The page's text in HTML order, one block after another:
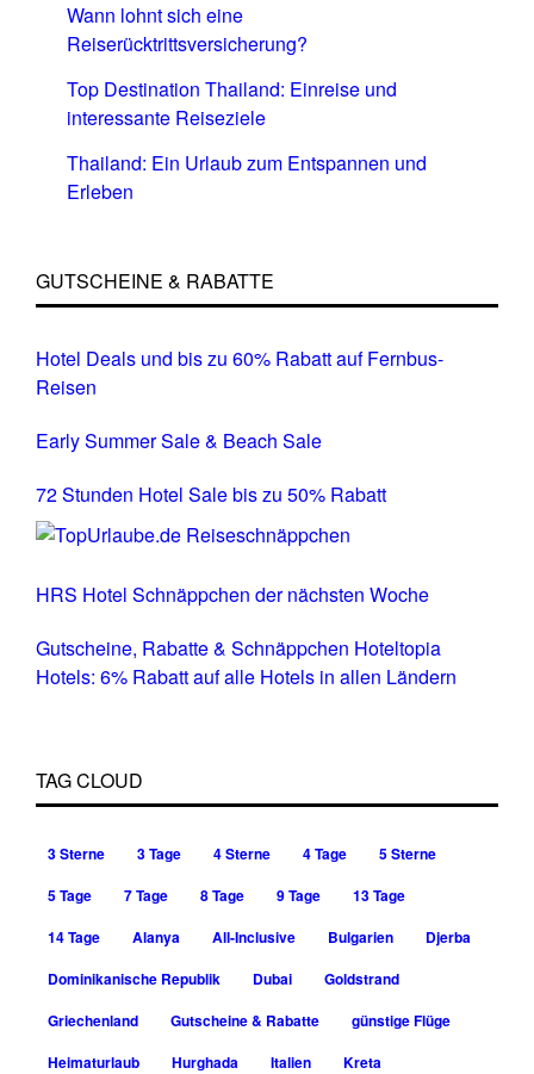
Wann lohnt sich eine
Reiserücktrittsversicherung?
Top Destination Thailand: Einreise und
interessante Reiseziele
Thailand: Ein Urlaub zum Entspannen und
Erleben
GUTSCHEINE & RABATTE
Hotel Deals und bis zu 60% Rabatt auf Fernbus-
Reisen
Early Summer Sale & Beach Sale
72 Stunden Hotel Sale bis zu 50% Rabatt
HRS Hotel Schnäppchen der nächsten Woche
Gutscheine, Rabatte & Schnäppchen Hoteltopia
Hotels: 6% Rabatt auf alle Hotels in allen Ländern
TAG CLOUD
3 Sterne 3 Tage 4 Sterne 4 Tage
5 Sterne
5 Tage
7 Tage 8 Tage 9 Tage
13 Tage
14 Tage
Alanya All-Inclusive Bulgarien
Djerba
Dominikanische Republik
Dubai
Goldstrand
Griechenland
Gutscheine & Rabatte
günstige Flüge
Heimaturlaub
Hurghada Italien
Kreta